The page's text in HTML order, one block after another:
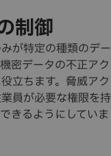
制御
が特定の種類のデー
密データの不正アク
立ちます。脅威アク
員が必要な権限を持
きるようにしていま